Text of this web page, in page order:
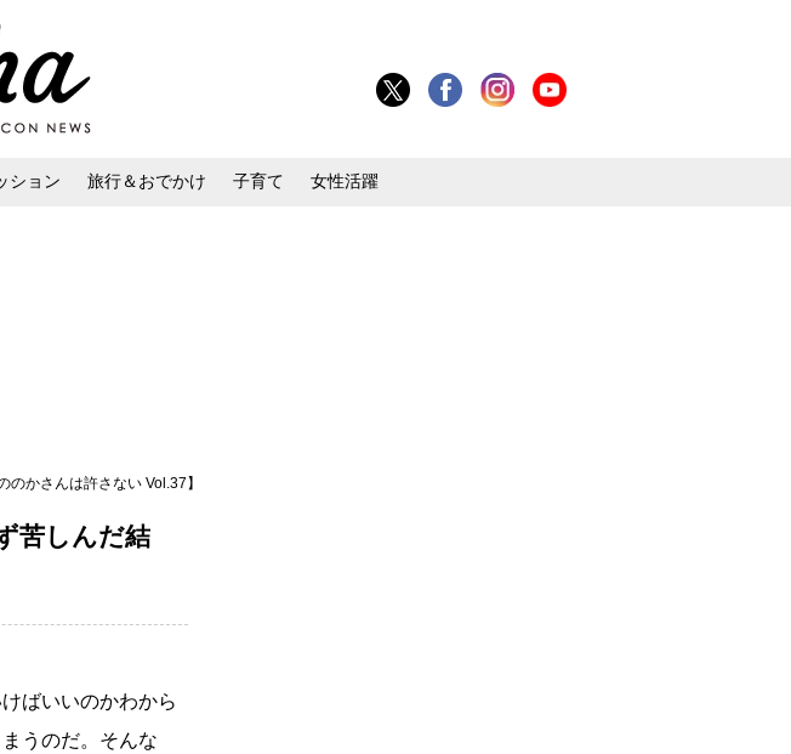
ション 旅行＆おでかけ 子育て 女性活躍
かさんは許さない Vol.37】
苦しんだ結
ばいいのかわから
うのだ。そんな